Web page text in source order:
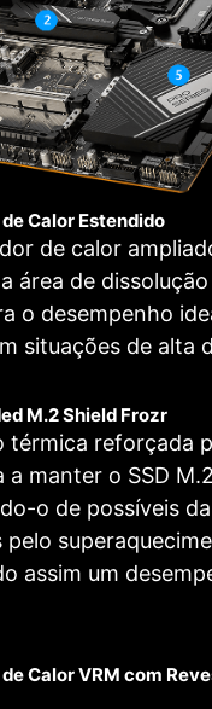
Calor Estendido
de calor
área de
o desempenho
situações de alta
M.2 Shield Frozr
térmica reforçada
a manter o SSD
o de possíveis
pelo
assim um
Calor VRM com
X670-P WIFI está
desafios dos
alta performance.
/ 2PHASE
SOC
POWER
1